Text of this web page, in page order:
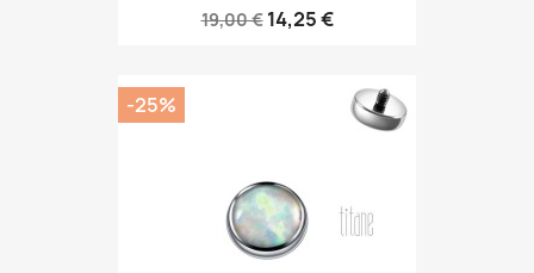
19,00 € 14,25 €
-25%